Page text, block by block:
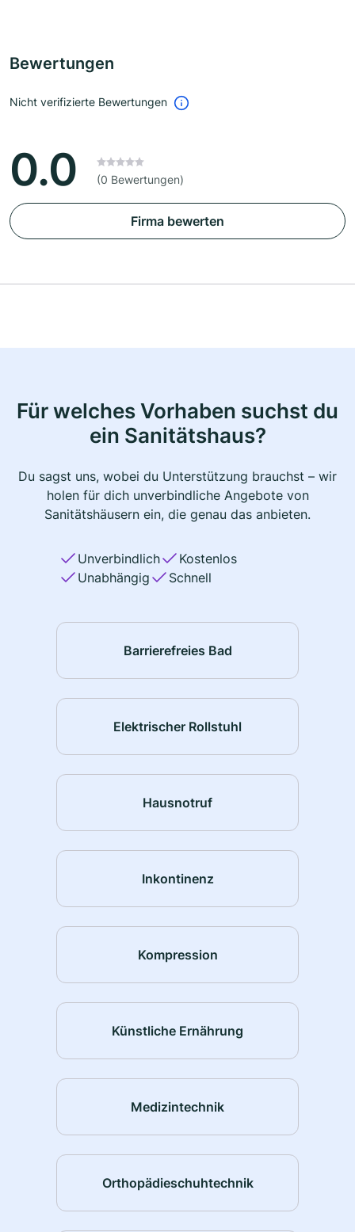
Bewertungen
Nicht verifizierte Bewertungen
0.0 (0 Bewertungen)
Firma bewerten
Für welches Vorhaben suchst du
ein Sanitätshaus?
Du sagst uns, wobei du Unterstützung brauchst – wir
holen für dich unverbindliche Angebote von
Sanitätshäusern ein, die genau das anbieten.
Unverbindlich
Kostenlos
Unabhängig
Schnell
Barrierefreies Bad
Elektrischer Rollstuhl
Hausnotruf
Inkontinenz
Kompression
Künstliche Ernährung
Medizintechnik
Orthopädieschuhtechnik